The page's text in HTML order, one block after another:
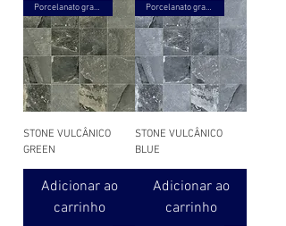
Porcelanato granilhado
STONE VULCÂNICO
GREEN
Adicionar ao
carrinho
Porcelanato granilhado
STONE VULCÂNICO
BLUE
Adicionar ao
carrinho